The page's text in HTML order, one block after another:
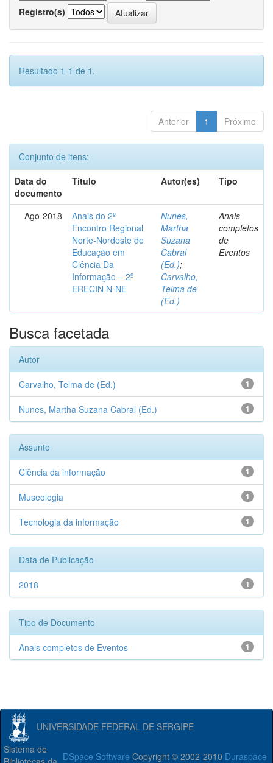
Registro(s)
Resultado 1-1 de 1.
Anterior 1 Próximo
Conjunto de itens:
Data do
documento
Título Autor(es) Tipo
Ago-2018
Anais do 2º
Encontro Regional
Norte-Nordeste de
Educação em
Ciência Da
Informação – 2º
ERECIN N-NE
Nunes,
Martha
Suzana
Cabral
(Ed.);
Carvalho,
Telma de
(Ed.)
Anais
completos
de
Eventos
Busca facetada
Autor
1
Carvalho, Telma de (Ed.)
1
Nunes, Martha Suzana Cabral (Ed.)
Assunto
1
Ciência da informação
1
Museologia
1
Tecnologia da informação
Data de Publicação
1
2018
Tipo de Documento
1
Anais completos de Eventos
UNIVERSIDADE FEDERAL DE SERGIPE
DSpace Software Copyright © 2002-2010 Duraspace
Sistema de